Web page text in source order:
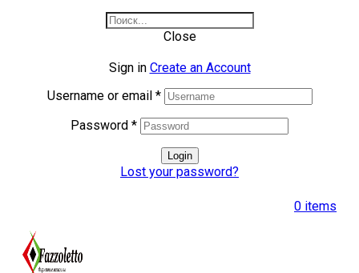
Close
Sign in Create an Account
Username or email *
Password *
Login
Lost your password?
0 items